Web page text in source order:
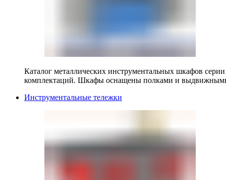
Каталог металлических инструментальных шкафов
комплектаций. Шкафы оснащены полками и
Инструментальные тележки